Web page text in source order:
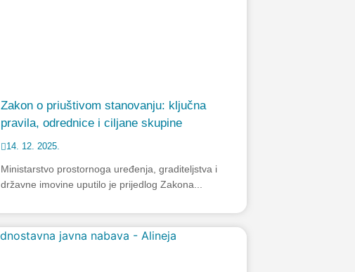
Zakon o priuštivom stanovanju: ključna
pravila, odrednice i ciljane skupine
14. 12. 2025.
Ministarstvo prostornoga uređenja, graditeljstva i
državne imovine uputilo je prijedlog Zakona...